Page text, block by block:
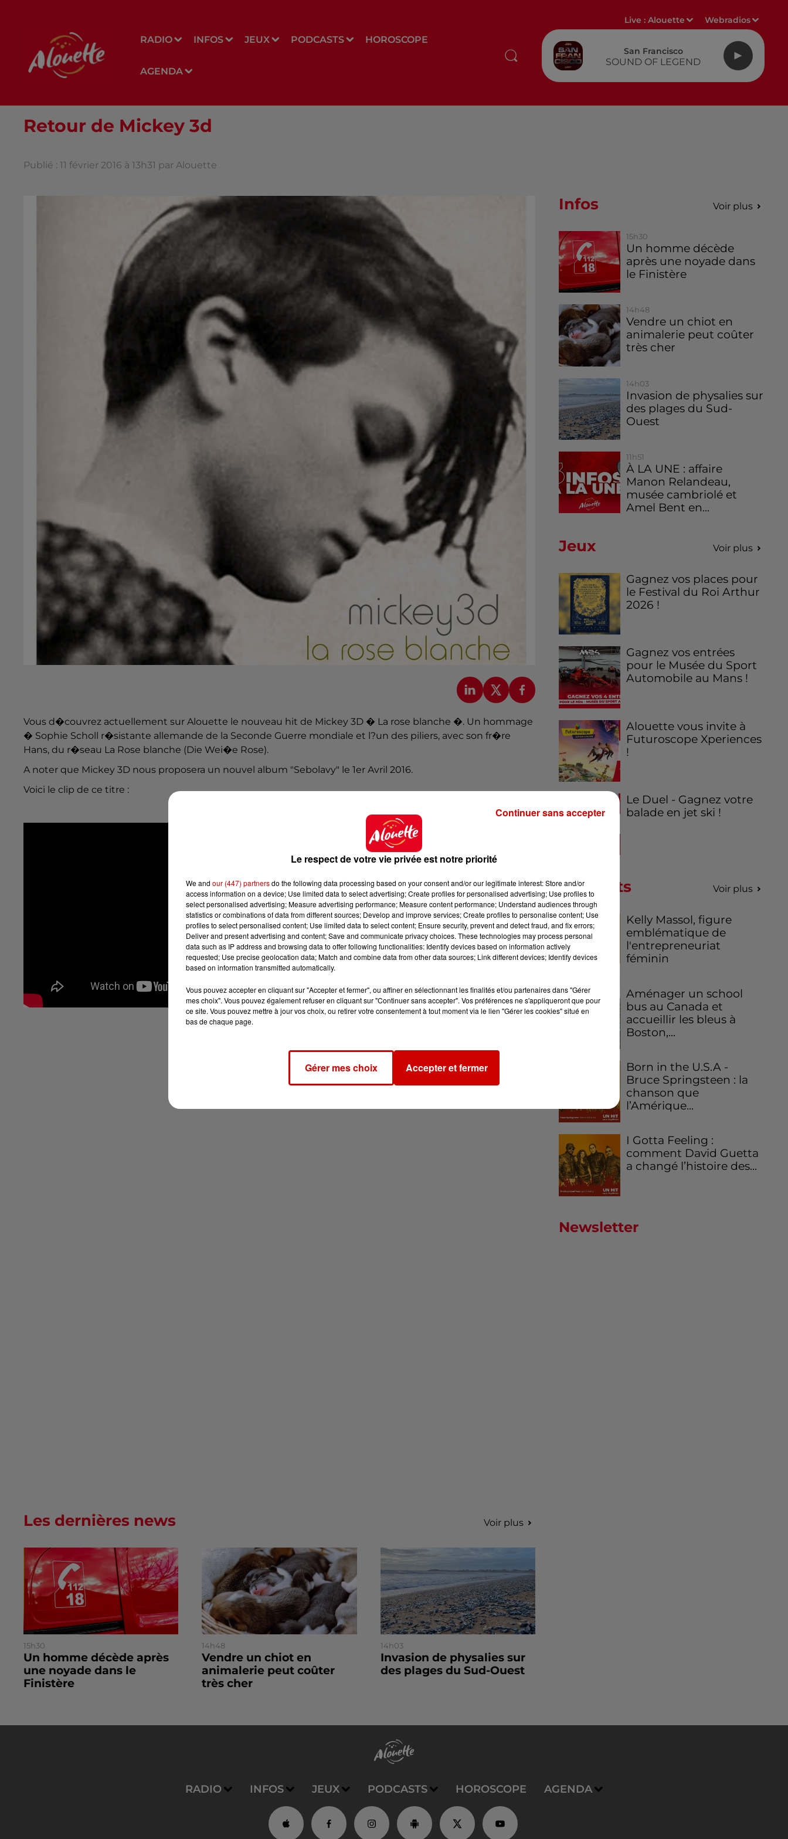
RADIO INFOS JEUX PODCASTS HOROSCOPE
AGENDA
Live :Alouette Webradios
San Francisco
SOUND OF LEGEND
Retour de Mickey 3d
Publié : 11 février 2016 à 13h31 par Alouette
Vous d�couvrez actuellement sur Alouette le nouveau hit de Mickey 3D � La rose blanche �. Un hommage
� Sophie Scholl r�sistante allemande de la Seconde Guerre mondiale et l?un des piliers, avec son fr�re
Hans, du r�seau La Rose blanche (Die Wei�e Rose).
A noter que Mickey 3D nous proposera un nouvel album "Sebolavy" le 1er Avril 2016.
Voici le clip de ce titre :
Infos Voir plus
15h30
Un homme décède
après une noyade dans
le Finistère
14h48
Vendre un chiot en
animalerie peut coûter
très cher
14h03
Invasion de physalies sur
des plages du Sud-
Ouest
11h51
À LA UNE : affaire
Manon Relandeau,
musée cambriolé et
Amel Bent en...
Jeux Voir plus
Gagnez vos places pour
le Festival du Roi Arthur
2026 !
Gagnez vos entrées
pour le Musée du Sport
Automobile au Mans !
Alouette vous invite à
Futuroscope Xperiences
!
Le Duel - Gagnez votre
balade en jet ski !
Podcasts Voir plus
Kelly Massol, figure
emblématique de
l'entrepreneuriat
féminin
Aménager un school
bus au Canada et
accueillir les bleus à
Boston,...
Born in the U.S.A -
Bruce Springsteen : la
chanson que
l’Amérique...
I Gotta Feeling :
comment David Guetta
a changé l’histoire des...
Newsletter
Les dernières news Voir plus
15h30
Un homme décède après
une noyade dans le
Finistère
14h48
Vendre un chiot en
animalerie peut coûter
très cher
14h03
Invasion de physalies sur
des plages du Sud-Ouest
RADIO INFOS JEUX PODCASTS HOROSCOPE AGENDA
Le respect de votre vie privée est notre priorité
We and our (447) partnersdo the following data processing based on your consent and/or our legitimate interest: Store and/or
access information on a device; Use limited data to select advertising; Create profiles for personalised advertising; Use profiles to
select personalised advertising; Measure advertising performance; Measure content performance; Understand audiences through
statistics or combinations of data from different sources; Develop and improve services; Create profiles to personalise content; Use
profiles to select personalised content; Use limited data to select content; Ensure security, prevent and detect fraud, and fix errors;
Deliver and present advertising and content; Save and communicate privacy choices. These technologies may process personal
data such as IP address and browsing data to offer following functionalities: Identify devices based on information actively
requested; Use precise geolocation data; Match and combine data from other data sources; Link different devices; Identify devices
based on information transmitted automatically.
Vous pouvez accepter en cliquant sur "Accepter et fermer", ou affiner en sélectionnant les finalités et/ou partenaires dans "Gérer
mes choix". Vous pouvez également refuser en cliquant sur "Continuer sans accepter". Vos préférences ne s'appliqueront que pour
ce site. Vous pouvez mettre à jour vos choix, ou retirer votre consentement à tout moment via le lien "Gérer les cookies" situé en
bas de chaque page.
Gérer mes choix Accepter et fermer
Continuer sans accepter